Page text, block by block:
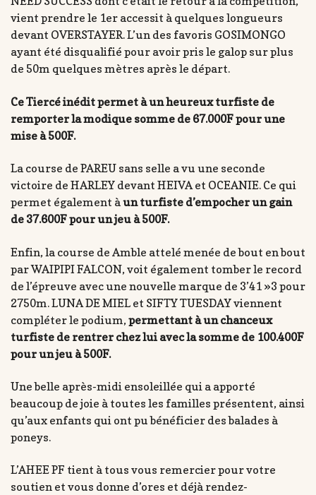
vient prendre le 1er accessit à quelques longueurs
devant OVERSTAYER. L’un des favoris GOSIMONGO
ayant été disqualifié pour avoir pris le galop sur plus
de 50m quelques mètres après le départ.
Ce Tiercé inédit permet à un heureux turfiste de
remporter la modique somme de 67.000F pour une
mise à 500F.
La course de PAREU sans selle a vu une seconde
victoire de HARLEY devant HEIVA et OCEANIE. Ce qui
permet également àun turfiste d’empocher un gain
de 37.600F pour un jeu à 500F.
Enfin, la course de Amble attelé menée de bout en bout
par WAIPIPI FALCON, voit également tomber le record
de l’épreuve avec une nouvelle marque de 3’41 »3 pour
2750m. LUNA DE MIEL et SIFTY TUESDAY viennent
compléter le podium, permettant à un chanceux
turfiste de rentrer chez lui avec la somme de 100.400F
pour un jeu à 500F.
Une belle après-midi ensoleillée qui a apporté
beaucoup de joie à toutes les familles présentent, ainsi
qu’aux enfants qui ont pu bénéficier des balades à
poneys.
L’AHEE PF tient à tous vous remercier pour votre
soutien et vous donne d’ores et déjà rendez-